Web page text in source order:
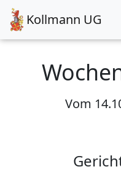
Kollmann UG
Vom